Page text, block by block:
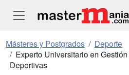
Másteres y Postgrados
Deporte
Experto Universitario en
Deportivas